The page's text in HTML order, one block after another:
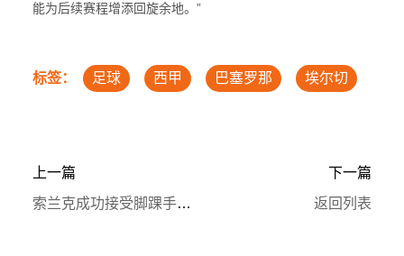
能为后续赛程增添回旋余地。”
标签： 足球 西甲 巴塞罗那 埃尔切
上一篇
索兰克成功接受脚踝手术 热刺前锋期待早日复出
下一篇
返回列表